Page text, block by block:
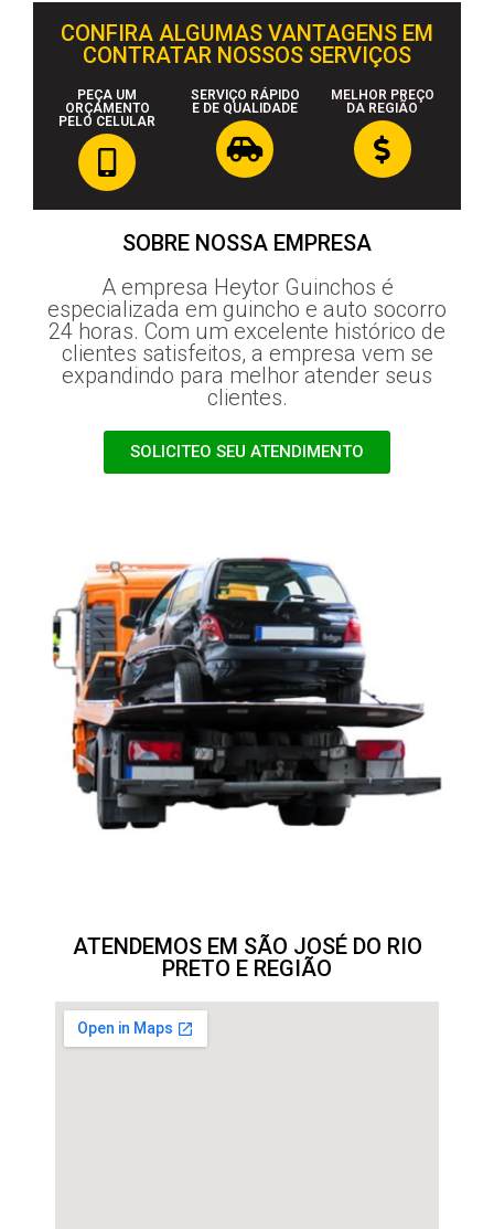
CONFIRA ALGUMAS VANTAGENS EM
CONTRATAR NOSSOS SERVIÇOS
PEÇA UM
ORÇAMENTO
PELO CELULAR
SERVIÇO RÁPIDO
E DE QUALIDADE
MELHOR PREÇO
DA REGIÃO
SOBRE NOSSA EMPRESA
A empresa Heytor Guinchos é
especializada em guincho e auto socorro
24 horas. Com um excelente histórico de
clientes satisfeitos, a empresa vem se
expandindo para melhor atender seus
clientes.
SOLICITEO SEU ATENDIMENTO
ATENDEMOS EM SÃO JOSÉ DO RIO
PRETO E REGIÃO